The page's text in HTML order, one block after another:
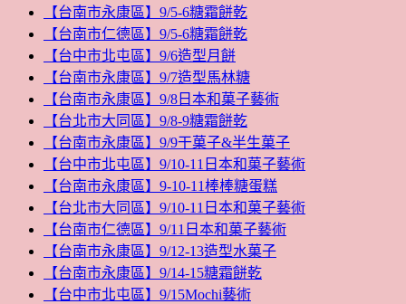
【台南市永康區】9/5-6糖霜餅乾
【台南市仁德區】9/5-6糖霜餅乾
【台中市北屯區】9/6造型月餅
【台南市永康區】9/7造型馬林糖
【台南市永康區】9/8日本和菓子藝術
【台北市大同區】9/8-9糖霜餅乾
【台南市永康區】9/9干菓子&半生菓子
【台中市北屯區】9/10-11日本和菓子藝術
【台南市永康區】9-10-11棒棒糖蛋糕
【台北市大同區】9/10-11日本和菓子藝術
【台南市仁德區】9/11日本和菓子藝術
【台南市永康區】9/12-13造型水菓子
【台南市永康區】9/14-15糖霜餅乾
【台中市北屯區】9/15Mochi藝術